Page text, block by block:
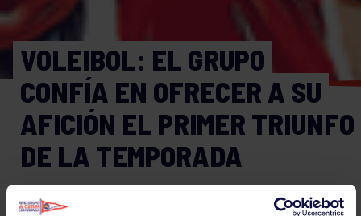
VOLEIBOL: EL GRUPO
CONFÍA EN OFRECER A SU
AFICIÓN EL PRIMER TRIUNFO
DE LA TEMPORADA